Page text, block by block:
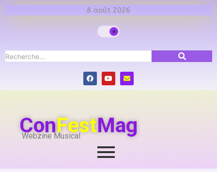
8 août 2026
ConFestMag
Webzine Musical